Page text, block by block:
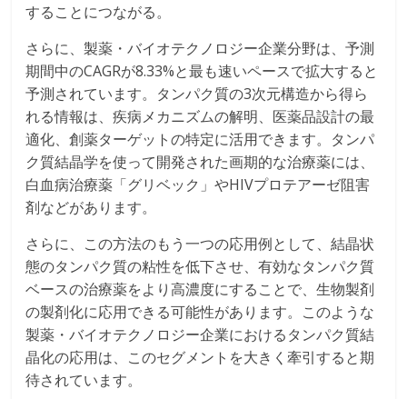
することにつながる。
さらに、製薬・バイオテクノロジー企業分野は、予測
期間中のCAGRが8.33%と最も速いペースで拡大すると
予測されています。タンパク質の3次元構造から得ら
れる情報は、疾病メカニズムの解明、医薬品設計の最
適化、創薬ターゲットの特定に活用できます。タンパ
ク質結晶学を使って開発された画期的な治療薬には、
白血病治療薬「グリベック」やHIVプロテアーゼ阻害
剤などがあります。
さらに、この方法のもう一つの応用例として、結晶状
態のタンパク質の粘性を低下させ、有効なタンパク質
ベースの治療薬をより高濃度にすることで、生物製剤
の製剤化に応用できる可能性があります。このような
製薬・バイオテクノロジー企業におけるタンパク質結
晶化の応用は、このセグメントを大きく牽引すると期
待されています。